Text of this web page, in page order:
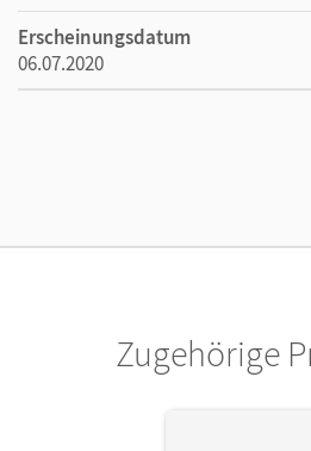
Erscheinungsdatum
06.07.2020
Zugehörige